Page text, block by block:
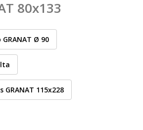
80x133
GRANAT Ø 90
GRANAT 115x228